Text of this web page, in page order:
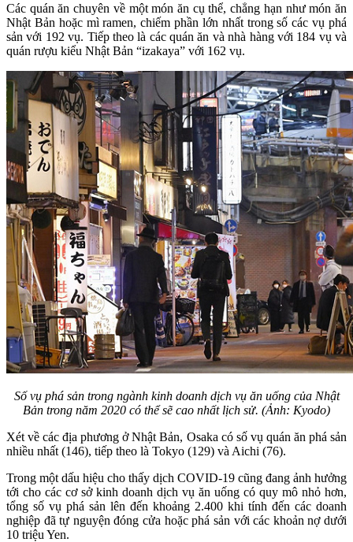
Các quán ăn chuyên về một món ăn cụ thể, chẳng hạn như món ăn
Nhật Bản hoặc mì ramen, chiếm phần lớn nhất trong số các vụ phá
sản với 192 vụ. Tiếp theo là các quán ăn và nhà hàng với 184 vụ và
quán rượu kiểu Nhật Bản “izakaya” với 162 vụ.
Số vụ phá sản trong ngành kinh doanh dịch vụ ăn uống của Nhật
Bản trong năm 2020 có thể sẽ cao nhất lịch sử. (Ảnh: Kyodo)
Xét về các địa phương ở Nhật Bản, Osaka có số vụ quán ăn phá sản
nhiều nhất (146), tiếp theo là Tokyo (129) và Aichi (76).
Trong một dấu hiệu cho thấy dịch COVID-19 cũng đang ảnh hưởng
tới cho các cơ sở kinh doanh dịch vụ ăn uống có quy mô nhỏ hơn,
tổng số vụ phá sản lên đến khoảng 2.400 khi tính đến các doanh
nghiệp đã tự nguyện đóng cửa hoặc phá sản với các khoản nợ dưới
10 triệu Yen.